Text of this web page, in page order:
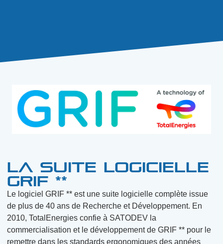
LA SUITE LOGICIELLE
GRIF **
Le logiciel GRIF ** est une suite logicielle complète issue
de plus de 40 ans de Recherche et Développement. En
2010, TotalEnergies confie à SATODEV la
commercialisation et le développement de GRIF ** pour le
remettre dans les standards ergonomiques des années